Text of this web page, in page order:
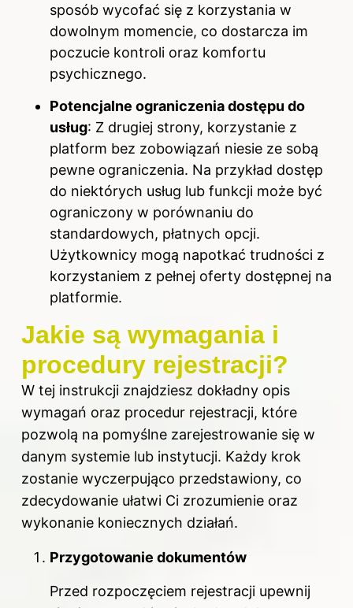
sposób wycofać się z korzystania w
dowolnym momencie, co dostarcza im
poczucie kontroli oraz komfortu
psychicznego.
Potencjalne ograniczenia dostępu do
usług: Z drugiej strony, korzystanie z
platform bez zobowiązań niesie ze sobą
pewne ograniczenia. Na przykład dostęp
do niektórych usług lub funkcji może być
ograniczony w porównaniu do
standardowych, płatnych opcji.
Użytkownicy mogą napotkać trudności z
korzystaniem z pełnej oferty dostępnej na
platformie.
Jakie są wymagania i
procedury rejestracji?
W tej instrukcji znajdziesz dokładny opis
wymagań oraz procedur rejestracji, które
pozwolą na pomyślne zarejestrowanie się w
danym systemie lub instytucji. Każdy krok
zostanie wyczerpująco przedstawiony, co
zdecydowanie ułatwi Ci zrozumienie oraz
wykonanie koniecznych działań.
Przygotowanie dokumentów
Przed rozpoczęciem rejestracji upewnij